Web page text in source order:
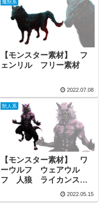
魔獣系
【モンスター素材】 フ
ェンリル フリー素材
2022.07.08
獣人系
【モンスター素材】 ワ
ーウルフ ウェアウル
フ 人狼 ライカンスロ
ープ フリー素材
2022.05.15